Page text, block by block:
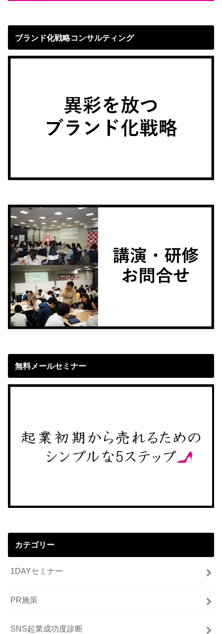
ブランド化戦略コンサルティング
無料メールセミナー
カテゴリー
1DAYセミナー
PR施策
SNS起業成功度診断